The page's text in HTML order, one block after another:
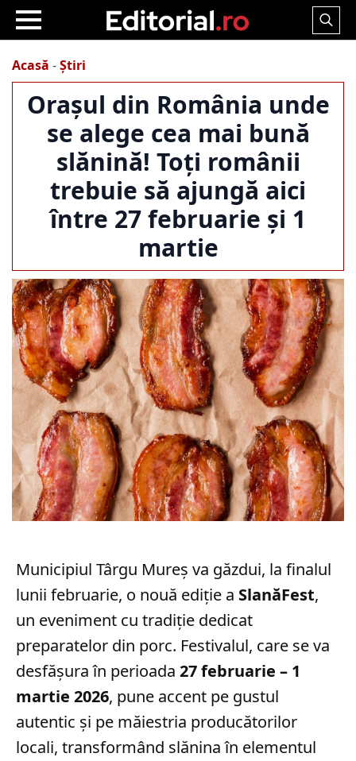
Search
Acasă -Știri
Orașul din România unde
se alege cea mai bună
slănină! Toți românii
trebuie să ajungă aici
între 27 februarie și 1
martie
Municipiul Târgu Mureș va găzdui, la finalul
lunii februarie, o nouă ediție a SlanăFest,
un eveniment cu tradiție dedicat
preparatelor din porc. Festivalul, care se va
desfășura în perioada 27 februarie – 1
martie 2026, pune accent pe gustul
autentic și pe măiestria producătorilor
locali, transformând slănina în elementul